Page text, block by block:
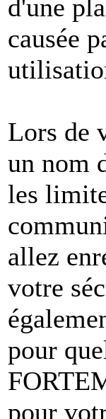
d'une
causée
Lors de
un nom
les
allez
votre
pour
pour